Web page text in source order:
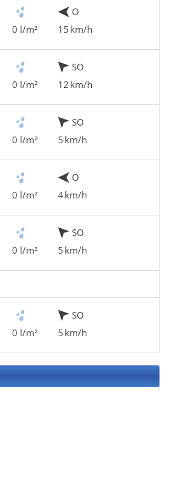
0 l/m²
O
15 km/h
0 l/m²
SO
12 km/h
0 l/m²
SO
5 km/h
0 l/m²
O
4 km/h
0 l/m²
SO
5 km/h
0 l/m²
SO
5 km/h